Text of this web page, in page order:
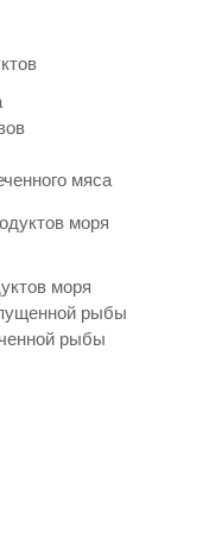
мяса
моря
моря
рыбы
рыбы